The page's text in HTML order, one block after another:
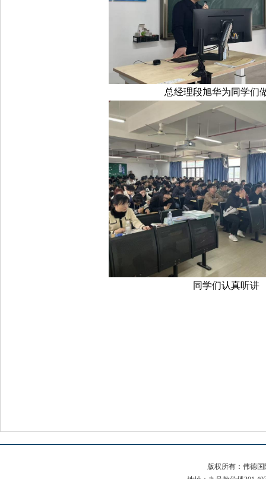
总经理段旭华为同学们
同学们认真听讲
版权所有：伟德国